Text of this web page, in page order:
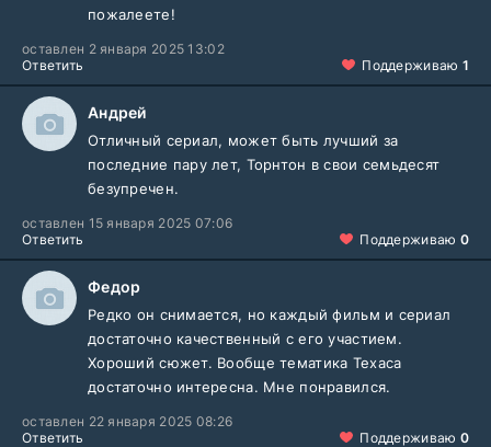
пожалеете!
оставлен 2 января 2025 13:02
Ответить
Поддерживаю 1
Андрей
Отличный сериал, может быть лучший за
последние пару лет, Торнтон в свои семьдесят
безупречен.
оставлен 15 января 2025 07:06
Ответить
Поддерживаю 0
Федор
Редко он снимается, но каждый фильм и сериал
достаточно качественный с его участием.
Хороший сюжет. Вообще тематика Техаса
достаточно интересна. Мне понравился.
оставлен 22 января 2025 08:26
Ответить
Поддерживаю 0